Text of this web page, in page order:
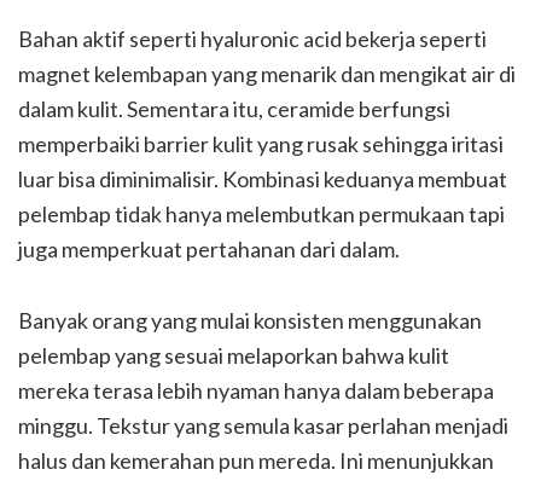
Bahan aktif seperti hyaluronic acid bekerja seperti
magnet kelembapan yang menarik dan mengikat air di
dalam kulit. Sementara itu, ceramide berfungsi
memperbaiki barrier kulit yang rusak sehingga iritasi
luar bisa diminimalisir. Kombinasi keduanya membuat
pelembap tidak hanya melembutkan permukaan tapi
juga memperkuat pertahanan dari dalam.
Banyak orang yang mulai konsisten menggunakan
pelembap yang sesuai melaporkan bahwa kulit
mereka terasa lebih nyaman hanya dalam beberapa
minggu. Tekstur yang semula kasar perlahan menjadi
halus dan kemerahan pun mereda. Ini menunjukkan